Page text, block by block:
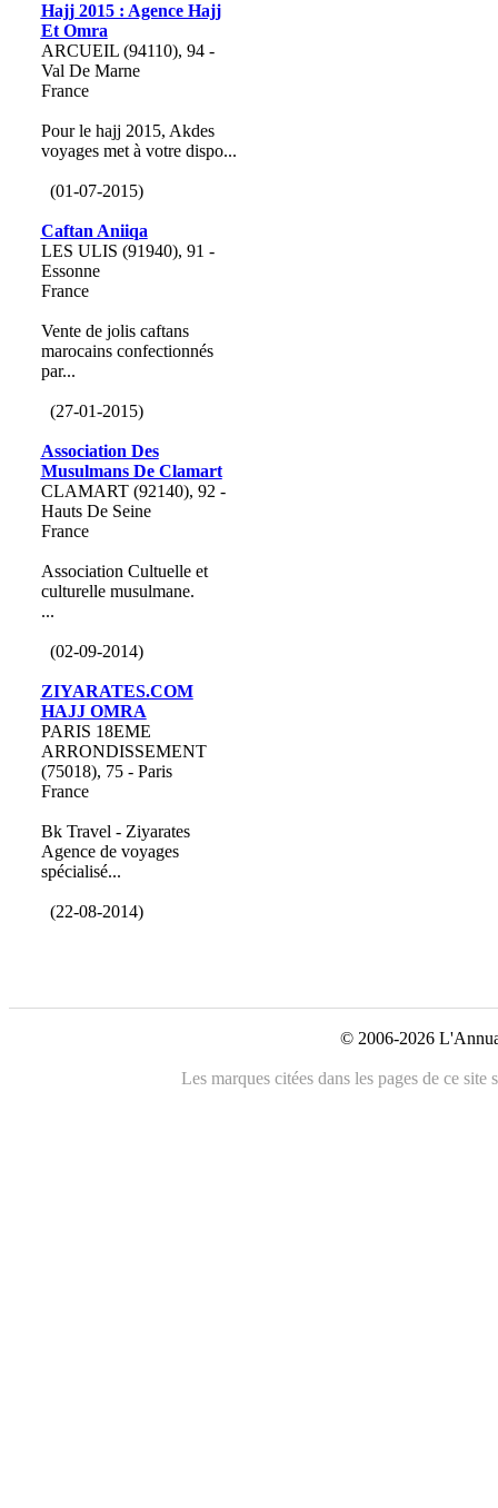
Hajj 2015 : Agence Hajj
Et Omra
ARCUEIL (94110), 94 -
Val De Marne
France
Pour le hajj 2015, Akdes
voyages met à votre dispo...
(01-07-2015)
Caftan Aniiqa
LES ULIS (91940), 91 -
Essonne
France
Vente de jolis caftans
marocains confectionnés
par...
(27-01-2015)
Association Des
Musulmans De Clamart
CLAMART (92140), 92 -
Hauts De Seine
France
Association Cultuelle et
culturelle musulmane.
...
(02-09-2014)
ZIYARATES.COM
HAJJ OMRA
PARIS 18EME
ARRONDISSEMENT
(75018), 75 - Paris
France
Bk Travel - Ziyarates
Agence de voyages
spécialisé...
(22-08-2014)
© 2006-2026
Les marques citées dans les pages de ce